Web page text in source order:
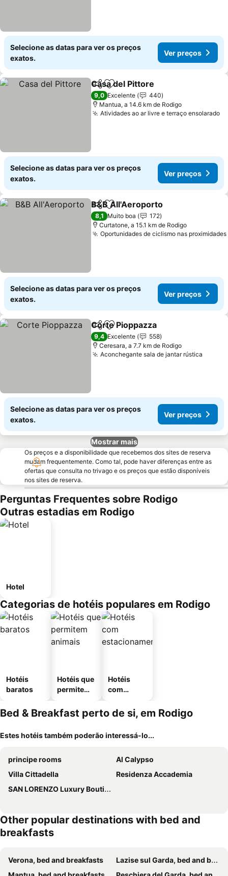
Selecione as datas para ver os preços
exatos.
Ver preços
PartilharAdicionar aos favoritos
Casa del Pittore
9,0 Excelente
440
Mantua, a 14.6 km de Rodigo
Atividades ao ar livre e terraço ensolarado
Selecione as datas para ver os preços
exatos.
Ver preços
PartilharAdicionar aos favoritos
B&B All'Aeroporto
8,1 Muito boa
172
Curtatone, a 15.1 km de Rodigo
Oportunidades de ciclismo nas proximidades
Selecione as datas para ver os preços
exatos.
Ver preços
PartilharAdicionar aos favoritos
Corte Pioppazza
9,4 Excelente
558
Ceresara, a 7.7 km de Rodigo
Aconchegante sala de jantar rústica
Selecione as datas para ver os preços
exatos.
Ver preços
Mostrar mais
Os preços e a disponibilidade que recebemos dos sites de reserva
mudam frequentemente. Como tal, pode haver diferenças entre as
ofertas que consulta no trivago e os preços que estão disponíveis
nos sites de reserva.
Perguntas Frequentes sobre Rodigo
Outras estadias em Rodigo
Hotel
Categorias de hotéis populares em Rodigo
Hotéis
baratos
Hotéis que
permitem
Hotéis
com
mento
Bed & Breakfast perto de si, em Rodigo
Estes hotéis também poderão interessá-lo...
principe rooms
Al Calypso
Villa Cittadella
Residenza Accademia
SAN LORENZO Luxury Boutique
Other popular destinations with bed and
breakfasts
Verona, bed and breakfasts
Lazise sul Garda, bed and breakfasts